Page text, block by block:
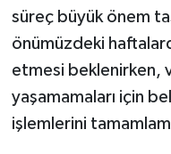
süreç büyük önem
önümüzdeki
etmesi beklenirken,
yaşamamaları için
işlemlerini